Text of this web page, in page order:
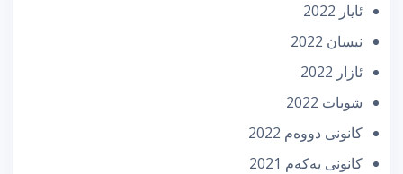
ئایار 2022
نیسان 2022
ئازار 2022
شوبات 2022
كانونی دووه‌م 2022
كانونی یه‌كه‌م 2021